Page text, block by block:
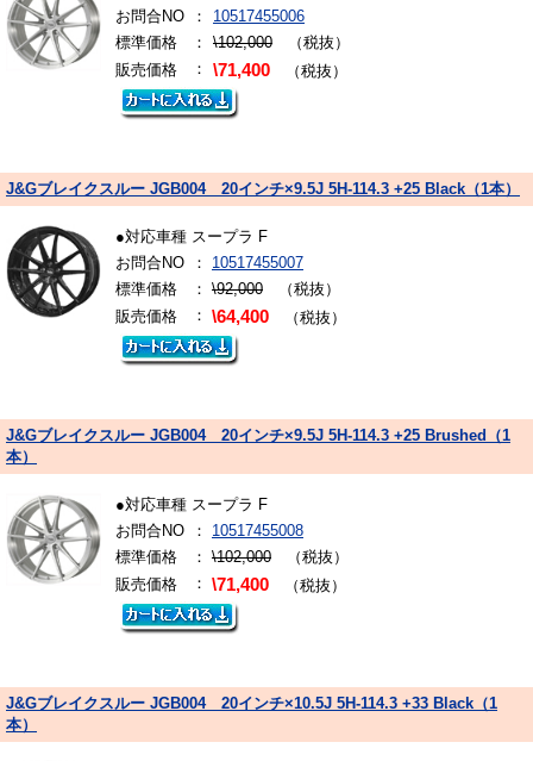
お問合NO
：
10517455006
標準価格
： \102,000 （税抜）
販売価格
： \71,400 （税抜）
J&Gブレイクスルー JGB004 20インチ×9.5J 5H-114.3 +25 Black（1本）
●対応車種 スープラ F
お問合NO
：
10517455007
標準価格
： \92,000 （税抜）
販売価格
： \64,400 （税抜）
J&Gブレイクスルー JGB004 20インチ×9.5J 5H-114.3 +25 Brushed（1
本）
●対応車種 スープラ F
お問合NO
：
10517455008
標準価格
： \102,000 （税抜）
販売価格
： \71,400 （税抜）
J&Gブレイクスルー JGB004 20インチ×10.5J 5H-114.3 +33 Black（1
本）